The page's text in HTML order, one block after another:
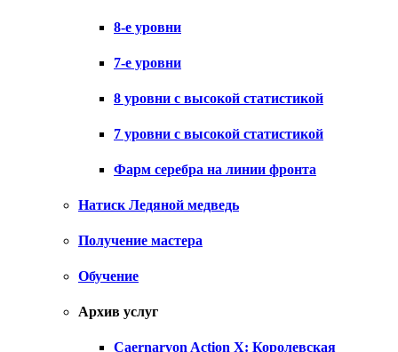
8-е уровни
7-е уровни
8 уровни с высокой статистикой
7 уровни с высокой статистикой
Фарм серебра на линии фронта
Натиск Ледяной медведь
Получение мастера
Обучение
Архив услуг
Caernarvon Action X: Королевская